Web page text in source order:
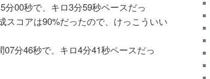
分00秒で、キロ3分59秒ペースだっ
コアは90%だったので、けっこういい
分46秒で、キロ4分41秒ペースだっ